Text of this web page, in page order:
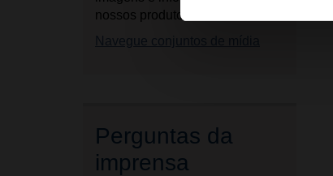
nossos produtos.
Navegue conjuntos de mídia
Perguntas da
imprensa